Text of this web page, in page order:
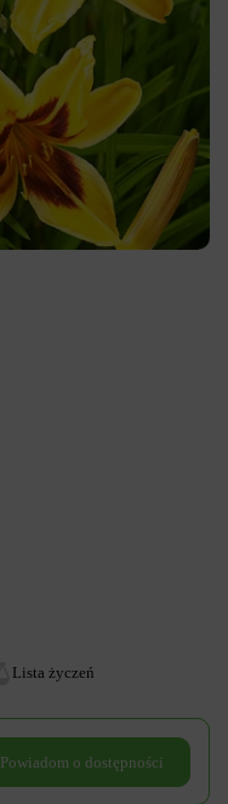
Lista życzeń
Powiadom o dostępności